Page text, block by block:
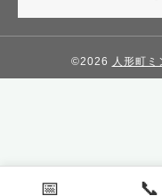
©2026 人形町
📅 📞